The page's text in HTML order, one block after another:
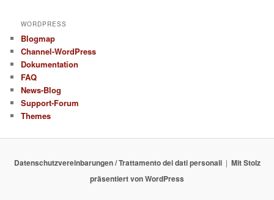
WORDPRESS
Blogmap
Channel-WordPress
Dokumentation
FAQ
News-Blog
Support-Forum
Themes
Datenschutzvereinbarungen / Trattamento dei dati personali
Mit Stolz
präsentiert von WordPress